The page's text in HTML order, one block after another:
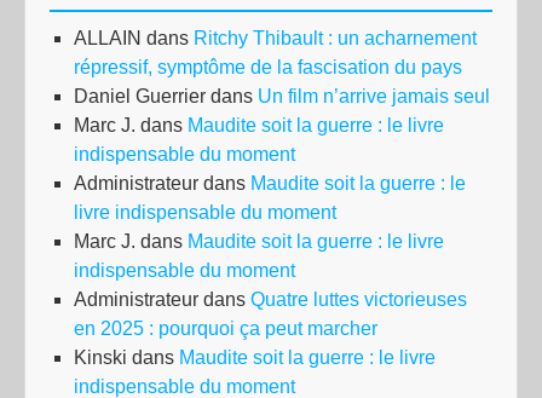
ALLAIN dans Ritchy Thibault : un acharnement
répressif, symptôme de la fascisation du pays
Daniel Guerrier dans Un film n’arrive jamais seul
Marc J. dans Maudite soit la guerre : le livre
indispensable du moment
Administrateur dans Maudite soit la guerre : le
livre indispensable du moment
Marc J. dans Maudite soit la guerre : le livre
indispensable du moment
Administrateur dans Quatre luttes victorieuses
en 2025 : pourquoi ça peut marcher
Kinski dans Maudite soit la guerre : le livre
indispensable du moment